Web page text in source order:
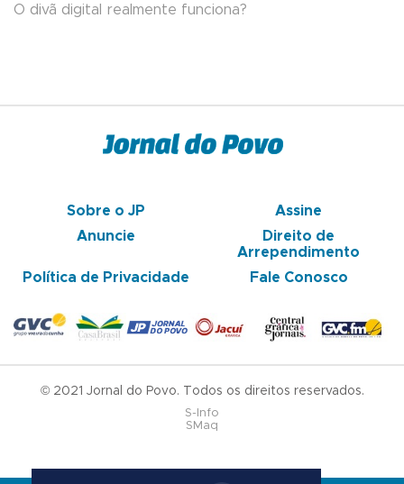
O divã digital realmente funciona?
Sobre o JP
Assine
Anuncie
Direito de
Arrependimento
Política de Privacidade
Fale Conosco
© 2021 Jornal do Povo. Todos os direitos reservados.
S-Info
SMaq